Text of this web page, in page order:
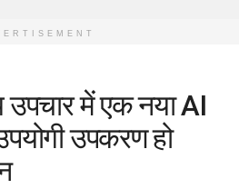
उपचार में एक नया AI
उपकरण हो